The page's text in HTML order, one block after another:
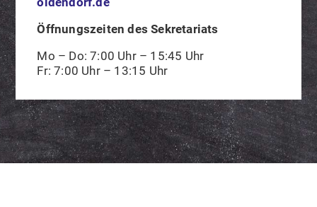
Öffnungszeiten des Sekretariats
Mo – Do: 7:00 Uhr – 15:45 Uhr
Fr: 7:00 Uhr – 13:15 Uhr